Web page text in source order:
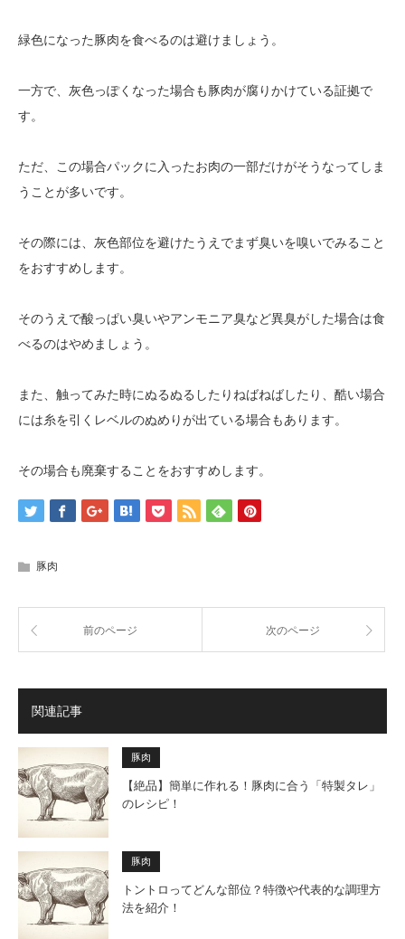
緑色になった豚肉を食べるのは避けましょう。
一方で、灰色っぽくなった場合も豚肉が腐りかけている証拠で
す。
ただ、この場合パックに入ったお肉の一部だけがそうなってしま
うことが多いです。
その際には、灰色部位を避けたうえでまず臭いを嗅いでみること
をおすすめします。
そのうえで酸っぱい臭いやアンモニア臭など異臭がした場合は食
べるのはやめましょう。
また、触ってみた時にぬるぬるしたりねばねばしたり、酷い場合
には糸を引くレベルのぬめりが出ている場合もあります。
その場合も廃棄することをおすすめします。
豚肉
前のページ 次のページ
関連記事
豚肉
【絶品】簡単に作れる！豚肉に合う「特製タレ」
のレシピ！
豚肉
トントロってどんな部位？特徴や代表的な調理方
法を紹介！